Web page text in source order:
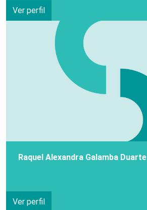
Ver perfil
Raquel Alexandra Galamba Duarte
Ver perfil